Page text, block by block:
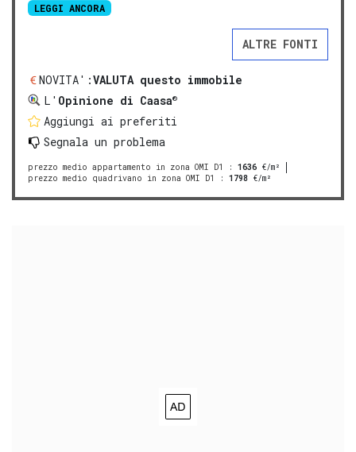
LEGGI ANCORA
ALTRE FONTI
NOVITA':VALUTA questo immobile
L' Opinione di Caasa®
Aggiungi ai preferiti
Segnala un problema
prezzo medio appartamento in zona OMI D1 : 1636 €/m²
prezzo medio quadrivano in zona OMI D1
: 1798 €/m²